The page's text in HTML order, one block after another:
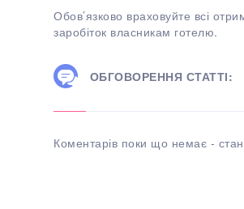
Обов’язково враховуйте всі
заробіток власникам готелю.
ОБГОВОРЕННЯ СТАТТІ:
Коментарів поки що немає -